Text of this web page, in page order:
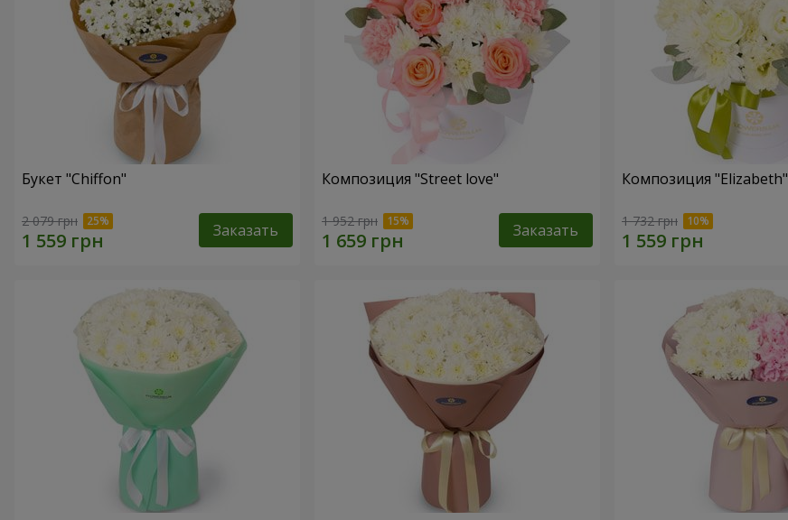
Букет "Chiffon"
2 079 грн Заказать
Композиция "Street love"
1 952 грн Заказать
Композиция "Elizabeth"
1 732 грн